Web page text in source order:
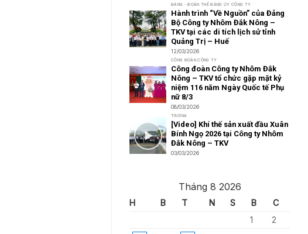
ĐẢNG - ĐOÀN THỂ ĐẢNG ỦY CÔNG TY
Hành trình “Về Nguồn” của Đảng
Bộ Công ty Nhôm Đắk Nông –
TKV tại các di tích lịch sử tỉnh
Quảng Trị – Huế
12/03/2026
CÔNG ĐOÀN CÔNG TY
Công đoàn Công ty Nhôm Đắk
Nông – TKV tổ chức gặp mặt kỷ
niệm 116 năm Ngày Quốc tế Phụ
nữ 8/3
08/03/2026
TIN DNA
[Video] Khí thế sản xuất đầu Xuân
Bính Ngọ 2026 tại Công ty Nhôm
Đắk Nông – TKV
03/03/2026
Tháng 8 2026
H B T N S B
C
1
2